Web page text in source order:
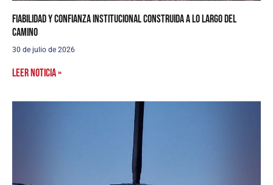
Fiabilidad y confianza institucional construida a lo largo del
camino
30 de julio de 2026
Leer noticia »